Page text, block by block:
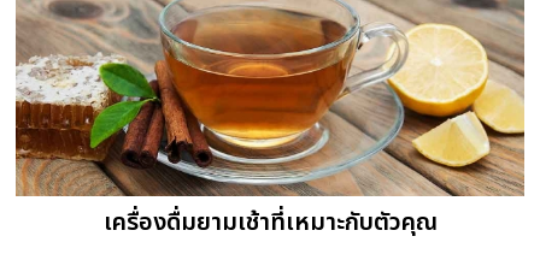
เครื่องดื่มยามเช้าที่เหมาะกับตัวคุณ